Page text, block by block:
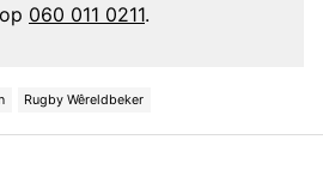
060 011 0211.
Rugby Wêreldbeker